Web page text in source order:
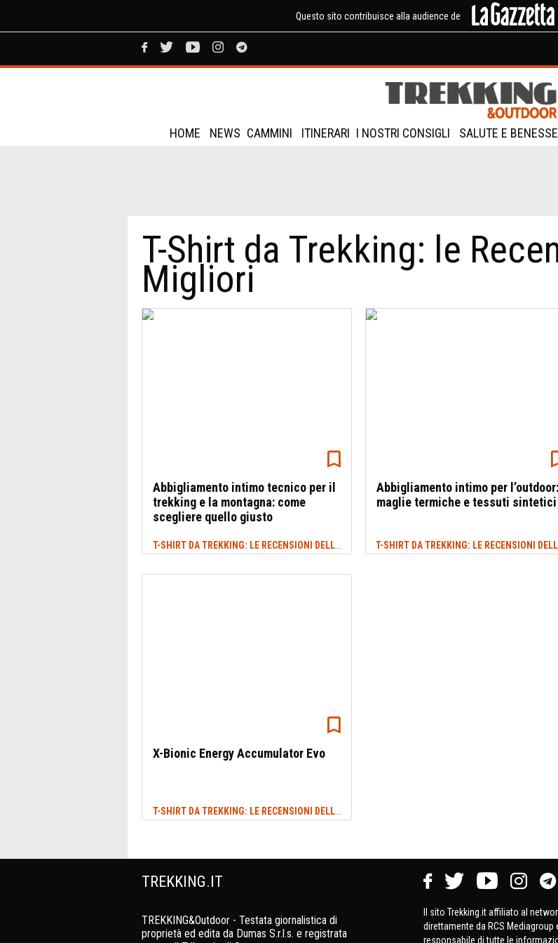
Questo sito contribuisce alla audience de
HOME NEWS CAMMINI ITINERARI I NOSTRI CONSIGLI SALUTE E
T-Shirt da Trekking: le
Migliori
Abbigliamento intimo tecnico per il
trekking e la montagna: come
scegliere quello giusto
T-SHIRT DA TREKKING: LE RECENSIONI DELLE MIGLIORI #BASE LAYER
Abbigliamento intimo per l’outdoor:
maglie termiche e tessuti sintetici
X-Bionic Energy Accumulator Evo
T-SHIRT DA TREKKING: LE RECENSIONI DELLE MIGLIORI
TREKKING.IT
TREKKING&Outdoor - Testata giornalistica di
proprietà ed edita da Dumas S.r.l.s. e registrata
Il sito Trekking.it affiliato al
direttamente da RCS Mediagroup
responsabile di tutte le